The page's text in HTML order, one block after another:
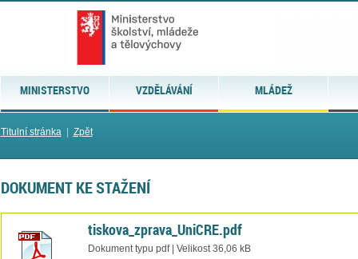
MINISTERSTVO VZDĚLÁVÁNÍ MLÁDEŽ
Titulní stránka| Zpět
DOKUMENT KE STAŽENÍ
tiskova_zprava_UniCRE.pdf
Dokument typu pdf | Velikost 36,06 kB